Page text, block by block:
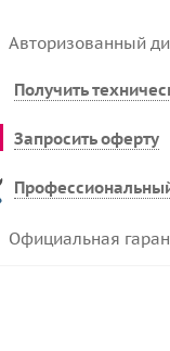
Авторизованный
Получить
Запросить оферту
Официальная